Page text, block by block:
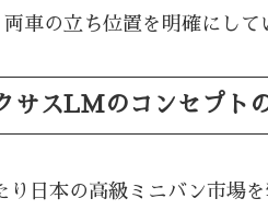
車の立ち位置を明確にして
サスLMのコンセプト
り日本の高級ミニバン市場